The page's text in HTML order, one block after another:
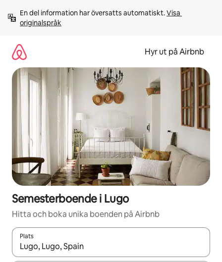
innehåll
En del information har översatts automatiskt. Visa
originalspråk
Hyr ut på Airbnb
Semesterboende i Lugo
Hitta och boka unika boenden på Airbnb
Plats
När resultaten är tillgängliga kan du navigera med upp- och